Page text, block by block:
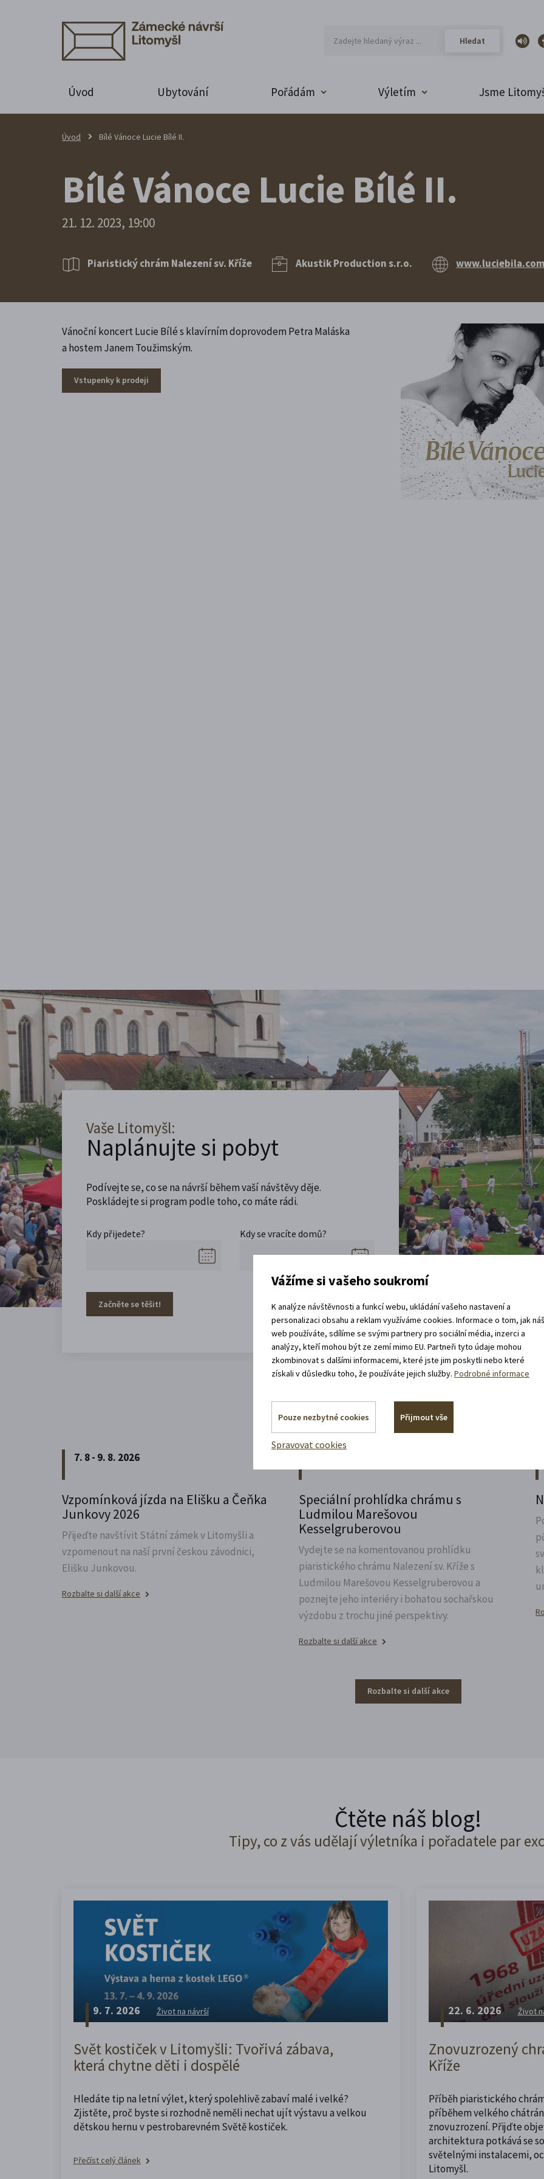
Úvod Ubytování Pořádám Výletím Jsme
Úvod Bílé Vánoce Lucie Bílé II.
Bílé Vánoce Lucie Bílé II.
21. 12. 2023, 19:00
Piaristický chrám Nalezení sv. Kříže Akustik Production s.r.o.
Vánoční koncert Lucie Bílé s klavírním doprovodem Petra Maláska
a hostem Janem Toužimským.
Vstupenky k prodeji
Vaše Litomyšl:
Naplánujte si pobyt
Podívejte se, co se na návrší během vaší návštěvy děje.
Poskládejte si program podle toho, co máte rádi.
Kdy přijedete? Kdy se vracíte domů?
Začněte se těšit!
Akce, co jsou za rohem
7. 8 - 9. 8. 2026
Vzpomínková jízda na Elišku a Čeňka
Junkovy 2026
Přijeďte navštívit Státní zámek v Litomyšli a
vzpomenout na naší první českou závodnici,
Elišku Junkovou.
Rozbalte si další akce
Speciální prohlídka chrámu s
Ludmilou Marešovou
Kesselgruberovou
Vydejte se na komentovanou prohlídku
piaristického chrámu Nalezení sv. Kříže s
Ludmilou Marešovou Kesselgruberovou a
poznejte jeho interiéry i bohatou sochařskou
výzdobu z trochu jiné perspektivy.
Rozbalte si další akce
Rozbalte si další akce
Čtěte náš blog!
Tipy, co z vás udělají výletníka i pořadatele par
9. 7. 2026 Život na návrší
Svět kostiček v Litomyšli: Tvořivá zábava,
která chytne děti i dospělé
Hledáte tip na letní výlet, který spolehlivě zabaví malé i velké?
Zjistěte, proč byste si rozhodně neměli nechat ujít výstavu a velkou
dětskou hernu v pestrobarevném Světě kostiček.
Přečíst celý článek
22. 6. 2026 Život
Znovuzrozený
Kříže
Příběh piaristického
příběhem velkého
znovuzrození. Přijďte
architektura potkává se
světelnými instalacemi,
Litomyšl.
Vážíme si vašeho soukromí
K analýze návštěvnosti a funkcí webu, ukládání vašeho nastavení a
personalizaci obsahu a reklam využíváme cookies. Informace o tom, jak
web používáte, sdílíme se svými partnery pro sociální média, inzerci a
analýzy, kteří mohou být ze zemí mimo EU. Partneři tyto údaje mohou
zkombinovat s dalšími informacemi, které jste jim poskytli nebo které
získali v důsledku toho, že používáte jejich služby.Podrobné informace
Pouze nezbytné cookies Přijmout vše
Spravovat cookies